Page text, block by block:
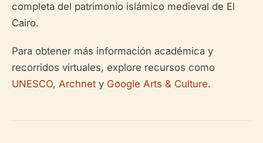
completa del patrimonio islámico medieval de El
Cairo.
Para obtener más información académica y
recorridos virtuales, explore recursos como
UNESCO, Archnet y Google Arts & Culture.